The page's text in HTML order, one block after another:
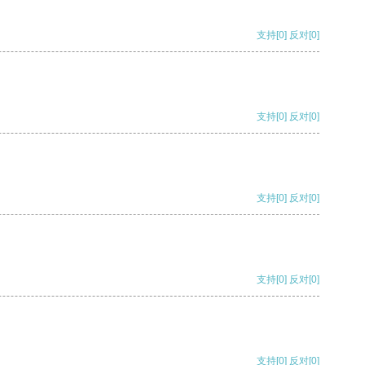
支持[0] 反对[0]
支持[0] 反对[0]
支持[0] 反对[0]
支持[0] 反对[0]
支持[0] 反对[0]